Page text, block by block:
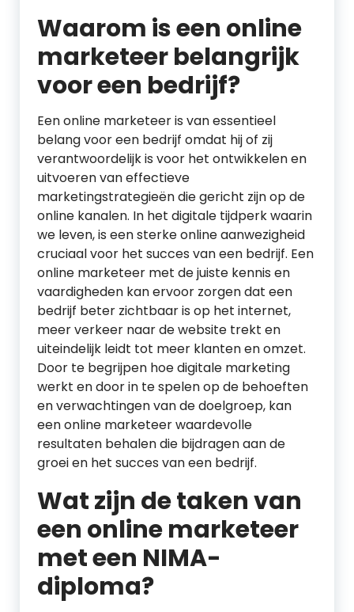
Waarom is een online
marketeer belangrijk
voor een bedrijf?
Een online marketeer is van essentieel
belang voor een bedrijf omdat hij of zij
verantwoordelijk is voor het ontwikkelen en
uitvoeren van effectieve
marketingstrategieën die gericht zijn op de
online kanalen. In het digitale tijdperk waarin
we leven, is een sterke online aanwezigheid
cruciaal voor het succes van een bedrijf. Een
online marketeer met de juiste kennis en
vaardigheden kan ervoor zorgen dat een
bedrijf beter zichtbaar is op het internet,
meer verkeer naar de website trekt en
uiteindelijk leidt tot meer klanten en omzet.
Door te begrijpen hoe digitale marketing
werkt en door in te spelen op de behoeften
en verwachtingen van de doelgroep, kan
een online marketeer waardevolle
resultaten behalen die bijdragen aan de
groei en het succes van een bedrijf.
Wat zijn de taken van
een online marketeer
met een NIMA-
diploma?